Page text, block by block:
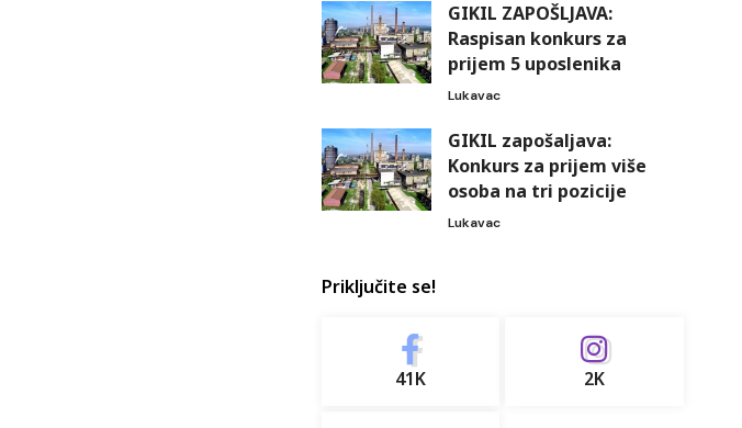
GIKIL ZAPOŠLJAVA:
Raspisan konkurs za
prijem 5 uposlenika
Lukavac
GIKIL zapošaljava:
Konkurs za prijem više
osoba na tri pozicije
Lukavac
Priključite se!
41K 2K